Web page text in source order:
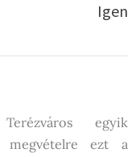
Igen
egyik
megvételre ezt a